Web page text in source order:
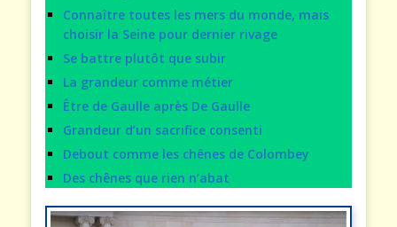
Connaître toutes les mers du monde, mais
choisir la Seine pour dernier rivage
Se battre plutôt que subir
La grandeur comme métier
Être de Gaulle après De Gaulle
Grandeur d’un sacrifice consenti
Debout comme les chênes de Colombey
Des chênes que rien n’abat